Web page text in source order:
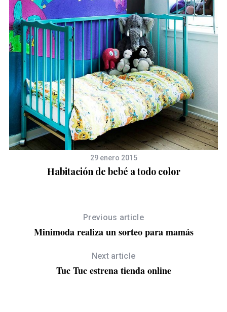
29 enero 2015
Habitación de bebé a todo color
Previous article
Minimoda realiza un sorteo para mamás
Next article
Tuc Tuc estrena tienda online